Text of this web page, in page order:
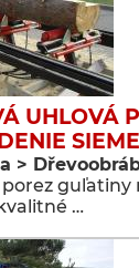
UHLOVÁ
>
guľatiny
…